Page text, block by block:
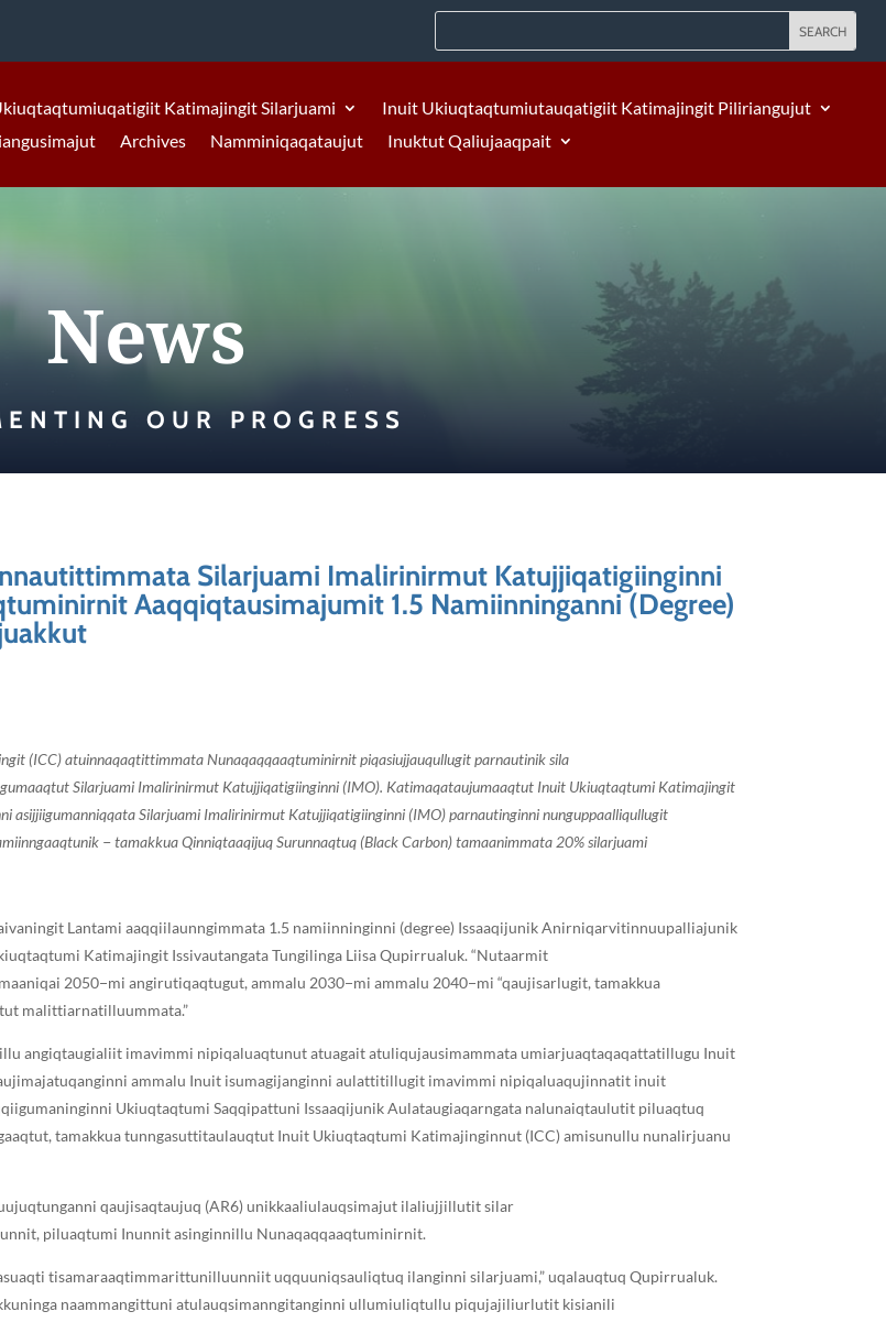
Katimajingit Silarjuami
Inuit Ukiuqtaqtumiutauqatigiit Katimajingit Piliriangujut
Archives Namminiqaqataujut Inuktut Qaliujaaqpait
News
OUR PROGRESS
Silarjuami Imalirinirmut Katujjiqatigiinginni
Aaqqiqtausimajumit 1.5 Namiinninganni (Degree)
(ICC) atuinnaqaqtittimmata Nunaqaqqaaqtuminirnit piqasiujjauqullugit parnautinik sila
Silarjuami Imalirinirmut Katujjiqatigiinginni (IMO). Katimaqataujumaaqtut Inuit Ukiuqtaqtumi Katimajingit
asijjiigumanniqqata Silarjuami Imalirinirmut Katujjiqatigiinginni (IMO) parnautinginni nunguppaalliqullugit
− tamakkua Qinniqtaaqijuq Surunnaqtuq (Black Carbon) tamaanimmata 20% silarjuami
Lantami aaqqiilaunngimmata 1.5 namiinninginni (degree) Issaaqijunik Anirniqarvitinnuupalliajunik
Katimajingit Issivautangata Tungilinga Liisa Qupirrualuk. “Nutaarmit
2050−mi angirutiqaqtugut, ammalu 2030−mi ammalu 2040−mi “qaujisarlugit, tamakkua
malittiarnatilluummata.”
angiqtaugialiit imavimmi nipiqaluaqtunut atuagait atuliqujausimammata umiarjuaqtaqaqattatillugu Inuit
ammalu Inuit isumagijanginni aulattitillugit imavimmi nipiqaluaqujinnatit inuit
Ukiuqtaqtumi Saqqipattuni Issaaqijunik Aulataugiaqarngata nalunaiqtaulutit piluaqtuq
tamakkua tunngasuttitaulauqtut Inuit Ukiuqtaqtumi Katimajinginnut (ICC) amisunullu nunalirjuanu
qaujisaqtaujuq (AR6) unikkaaliulauqsimajut ilaliujjillutit silar
piluaqtumi Inunnit asinginnillu Nunaqaqqaaqtuminirnit.
tisamaraaqtimmarittunilluunniit uqquuniqsauliqtuq ilanginni silarjuami,” uqalauqtuq Qupirrualuk.
naammangittuni atulauqsimanngitanginni ullumiuliqtullu piqujajiliurlutit kisianili